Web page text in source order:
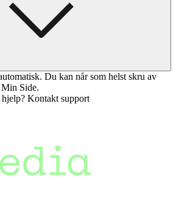
Du kan når som helst skru av
Side.
Kontakt support